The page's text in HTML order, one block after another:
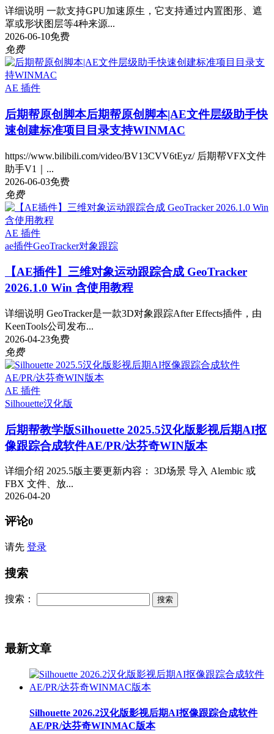
详细说明 一款支持GPU加速原生，它支持通过内置图形、遮
罩或形状图层等4种来源...
2026-06-10免费
免费
AE 插件
后期帮原创脚本后期帮原创脚本|AE文件层级助手快
速创建标准项目目录支持WINMAC
https://www.bilibili.com/video/BV13CVV6tEyz/ 后期帮VFX文件
助手V1｜...
2026-06-03免费
免费
AE 插件
ae插件GeoTracker对象跟踪
【AE插件】三维对象运动跟踪合成 GeoTracker
2026.1.0 Win 含使用教程
详细说明 GeoTracker是一款3D对象跟踪After Effects插件，由
KeenTools公司发布...
2026-04-23免费
免费
AE 插件
Silhouette汉化版
后期帮教学版Silhouette 2025.5汉化版影视后期AI抠
像跟踪合成软件AE/PR/达芬奇WIN版本
详细介绍 2025.5版主要更新内容： 3D场景 导入 Alembic 或
FBX 文件、放...
2026-04-20
评论0
请先 登录
搜索
搜索：
最新文章
Silhouette 2026.2汉化版影视后期AI抠像跟踪合成软件
AE/PR/达芬奇WINMAC版本